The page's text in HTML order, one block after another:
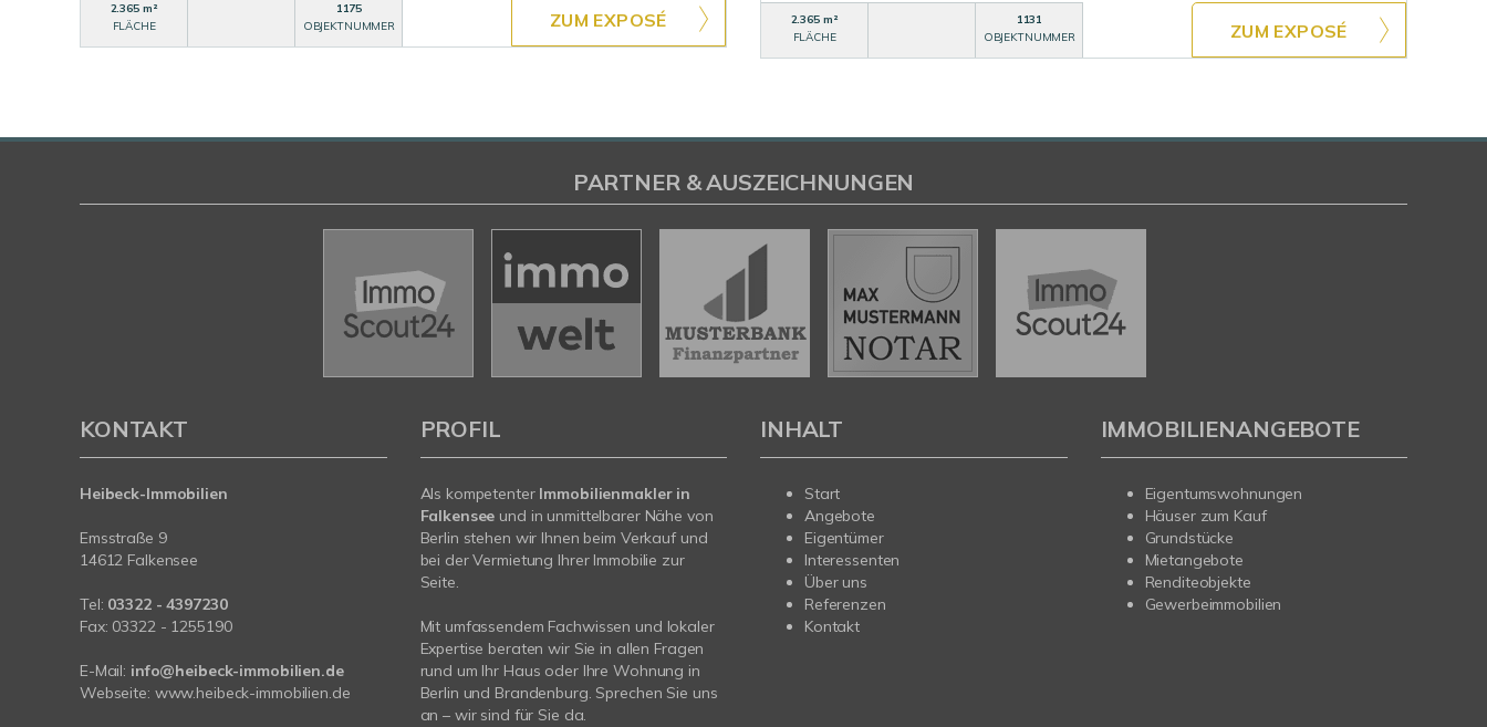
2.365 m²
FLÄCHE
1175
OBJEKTNUMMER
ZUM EXPOSÉ
2.365 m²
FLÄCHE
1131
OBJEKTNUMMER
ZUM EXPOSÉ
PARTNER & AUSZEICHNUNGEN
KONTAKT
Heibeck-Immobilien
Emsstraße 9
14612 Falkensee
Tel: 03322 - 4397230
Fax: 03322 - 1255190
E-Mail: info@heibeck-immobilien.de
Webseite: www.heibeck-immobilien.de
PROFIL
Als kompetenter Immobilienmakler in
Falkensee und in unmittelbarer Nähe von
Berlin stehen wir Ihnen beim Verkauf und
bei der Vermietung Ihrer Immobilie zur
Seite.
Mit umfassendem Fachwissen und lokaler
Expertise beraten wir Sie in allen Fragen
rund um Ihr Haus oder Ihre Wohnung in
Berlin und Brandenburg. Sprechen Sie uns
an – wir sind für Sie da.
INHALT
Start
Angebote
Eigentümer
Interessenten
Über uns
Referenzen
Kontakt
IMMOBILIENANGEBOTE
Eigentumswohnungen
Häuser zum Kauf
Grundstücke
Mietangebote
Renditeobjekte
Gewerbeimmobilien